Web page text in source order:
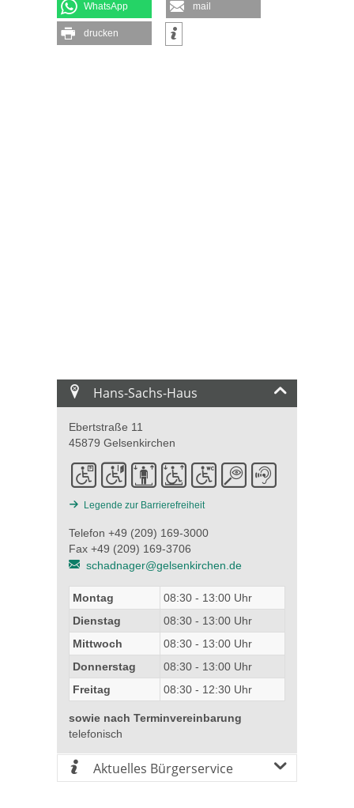
WhatsApp mail
drucken
Hans-Sachs-Haus
Ebertstraße 11
45879 Gelsenkirchen
Legende zur Barrierefreiheit
Telefon +49 (209) 169-3000
Fax +49 (209) 169-3706
schadnager@gelsenkirchen.de
Montag
08:30 - 13:00 Uhr
Dienstag
08:30 - 13:00 Uhr
Mittwoch
08:30 - 13:00 Uhr
Donnerstag
08:30 - 13:00 Uhr
Freitag
08:30 - 12:30 Uhr
sowie nach Terminvereinbarung
telefonisch
Aktuelles Bürgerservice